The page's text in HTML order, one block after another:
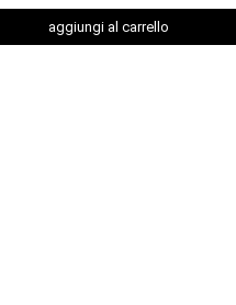
aggiungi al carrello